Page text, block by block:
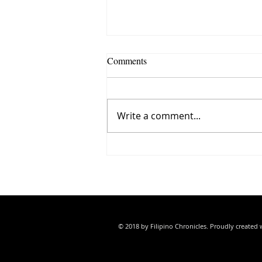
Comments
Write a comment...
© 2018 by Filipino Chronicles. Proudly created